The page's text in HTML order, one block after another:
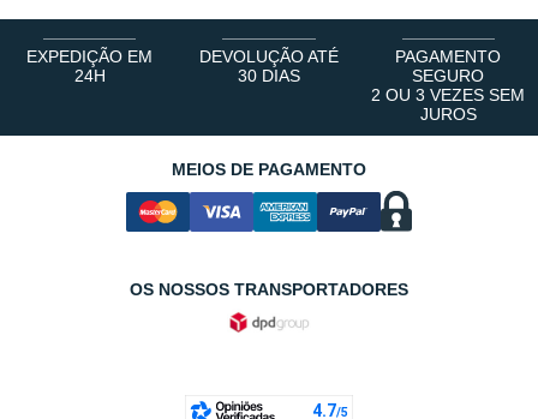
EXPEDIÇÃO EM
24H
DEVOLUÇÃO ATÉ
30 DIAS
PAGAMENTO
SEGURO
2 OU 3 VEZES SEM
JUROS
MEIOS DE PAGAMENTO
OS NOSSOS TRANSPORTADORES